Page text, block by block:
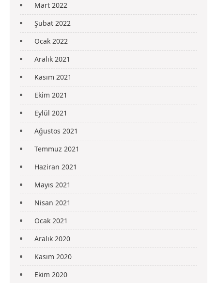
Mart 2022
Şubat 2022
Ocak 2022
Aralık 2021
Kasım 2021
Ekim 2021
Eylül 2021
Ağustos 2021
Temmuz 2021
Haziran 2021
Mayıs 2021
Nisan 2021
Ocak 2021
Aralık 2020
Kasım 2020
Ekim 2020